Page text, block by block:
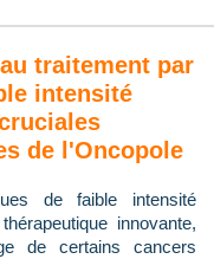
traitement par
intensité
de l'Oncopole
de faible intensité
innovante,
de certains cancers